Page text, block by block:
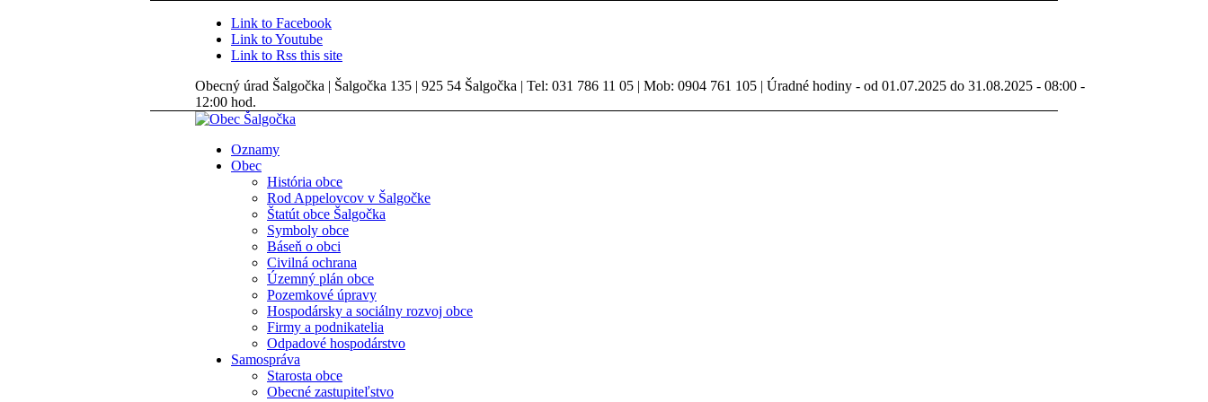
Link to Facebook
Link to Youtube
Link to Rss this site
Obecný úrad Šalgočka | Šalgočka 135 | 925 54 Šalgočka | Tel: 031 786 11 05 | Mob: 0904 761 105 | Úradné hodiny - od 01.07.2025 do 31.08.2025 - 08:00 -
12:00 hod.
Oznamy
Obec
História obce
Rod Appelovcov v Šalgočke
Štatút obce Šalgočka
Symboly obce
Báseň o obci
Civilná ochrana
Územný plán obce
Pozemkové úpravy
Hospodársky a sociálny rozvoj obce
Firmy a podnikatelia
Odpadové hospodárstvo
Samospráva
Starosta obce
Obecné zastupiteľstvo